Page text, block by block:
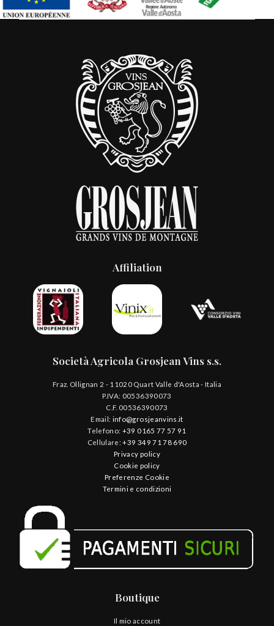
Affiliation
Società Agricola Grosjean Vins s.s.
Fraz. Ollignan 2 - 11020 Quart Valle d'Aosta - Italia
P.IVA: 00536390073
C.F. 00536390073
Email: info@grosjeanvins.it
Telefono: +39 0165 77 57 91
Cellulare: +39 349 71 78 690
Privacy policy
Cookie policy
Preferenze Cookie
Termini e condizioni
Boutique
Il mio account